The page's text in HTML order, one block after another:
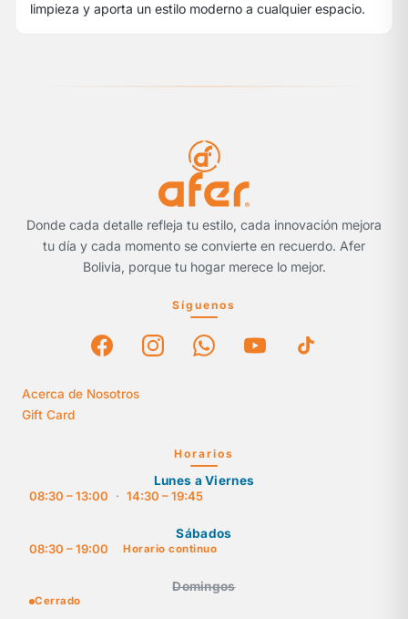
limpieza y aporta un estilo moderno a cualquier espacio.
Donde cada detalle refleja tu estilo, cada innovación mejora
tu día y cada momento se convierte en recuerdo. Afer
Bolivia, porque tu hogar merece lo mejor.
Síguenos
Acerca de Nosotros
Gift Card
Horarios
Lunes a Viernes
08:30 – 13:00
· 14:30 – 19:45
Sábados
08:30 – 19:00
Horario continuo
Domingos
Cerrado